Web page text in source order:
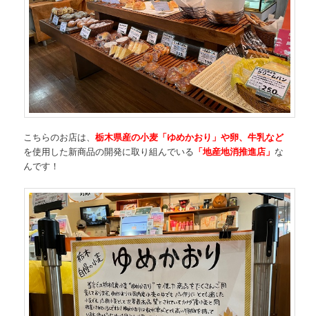
こちらのお店は、栃木県産の小麦「ゆめかおり」や卵、牛乳など
を使用した新商品の開発に取り組んでいる 「地産地消推進店」 な
んです！